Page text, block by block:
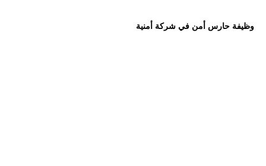
وظيفة حارس أمن في شركة أمنية